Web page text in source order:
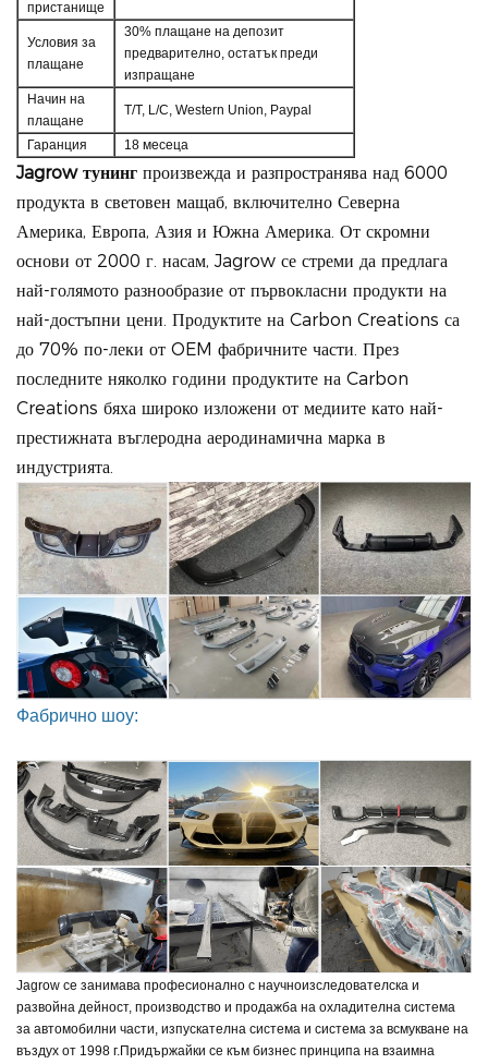
пристанище
Условия за
плащане
30% плащане на депозит
предварително, остатък преди
изпращане
Начин на
плащане
T/T, L/C, Western Union, Paypal
Гаранция 18 месеца
Jagrow тунинг произвежда и разпространява над 6000
продукта в световен мащаб, включително Северна
Америка, Европа, Азия и Южна Америка. От скромни
основи от 2000 г. насам, Jagrow се стреми да предлага
най-голямото разнообразие от първокласни продукти на
най-достъпни цени. Продуктите на Carbon Creations са
до 70% по-леки от OEM фабричните части. През
последните няколко години продуктите на Carbon
Creations бяха широко изложени от медиите като най-
престижната въглеродна аеродинамична марка в
индустрията.
Фабрично шоу:
Jagrow се занимава професионално с научноизследователска и
развойна дейност, производство и продажба на охладителна система
за автомобилни части, изпускателна система и система за всмукване на
въздух от 1998 г.Придържайки се към бизнес принципа на взаимна